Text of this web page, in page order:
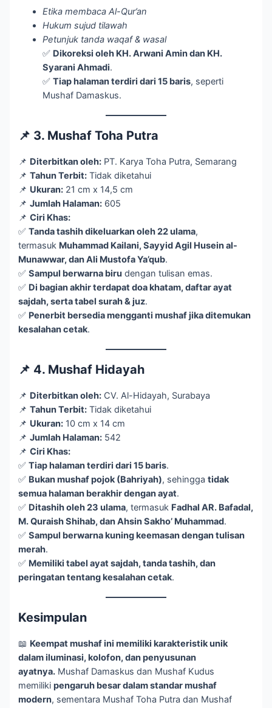
Etika membaca Al-Qur’an
Hukum sujud tilawah
Petunjuk tanda waqaf & wasal
✅ Dikoreksi oleh KH. Arwani Amin dan KH.
Syarani Ahmadi.
✅Tiap halaman terdiri dari 15 baris, seperti
Mushaf Damaskus.
📌 3. Mushaf Toha Putra
📌 Diterbitkan oleh: PT. Karya Toha Putra, Semarang
📌Tahun Terbit: Tidak diketahui
📌 Ukuran: 21 cm x 14,5 cm
📌Jumlah Halaman: 605
📌Ciri Khas:
✅Tanda tashih dikeluarkan oleh 22 ulama,
termasuk Muhammad Kailani, Sayyid Agil Husein al-
Munawwar, dan Ali Mustofa Ya’qub.
✅Sampul berwarna biru dengan tulisan emas.
✅ Di bagian akhir terdapat doa khatam, daftar ayat
sajdah, serta tabel surah & juz.
✅ Penerbit bersedia mengganti mushaf jika ditemukan
kesalahan cetak.
📌 4. Mushaf Hidayah
📌 Diterbitkan oleh: CV. Al-Hidayah, Surabaya
📌Tahun Terbit: Tidak diketahui
📌 Ukuran: 10 cm x 14 cm
📌Jumlah Halaman: 542
📌Ciri Khas:
✅Tiap halaman terdiri dari 15 baris.
✅ Bukan mushaf pojok (Bahriyah), sehinggatidak
semua halaman berakhir dengan ayat.
✅ Ditashih oleh 23 ulama, termasuk Fadhal AR. Bafadal,
M. Quraish Shihab, dan Ahsin Sakho’ Muhammad.
✅Sampul berwarna kuning keemasan dengan tulisan
merah.
✅ Memiliki tabel ayat sajdah, tanda tashih, dan
peringatan tentang kesalahan cetak.
Kesimpulan
📖 Keempat mushaf ini memiliki karakteristik unik
dalam iluminasi, kolofon, dan penyusunan
ayatnya. Mushaf Damaskus dan Mushaf Kudus
memilikipengaruh besar dalam standar mushaf
modern, sementara Mushaf Toha Putra dan Mushaf